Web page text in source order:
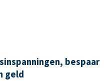
bespaar
geld